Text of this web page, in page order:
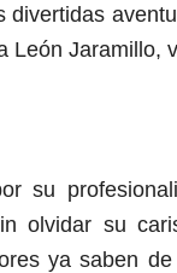
divertidas
León Jaramillo,
su
olvidar su
ya saben